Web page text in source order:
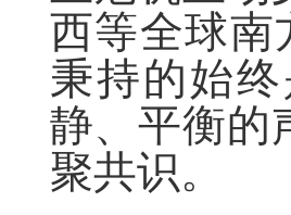
西等全球南
秉持的始
静、平衡的
聚共识。